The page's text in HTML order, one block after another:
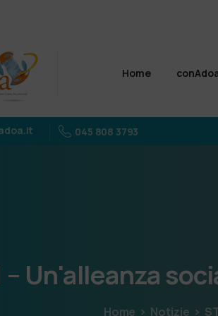
strumenti
Home
045 808 3793
– Un'alleanza
Home Notizie